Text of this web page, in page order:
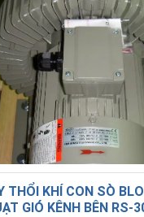
THỔI KHÍ CON SÒ
GIÓ KÊNH BÊN RS-